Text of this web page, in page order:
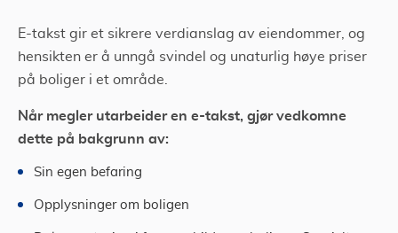
E-takst gir et sikrere verdianslag av eiendommer, og
hensikten er å unngå svindel og unaturlig høye priser
på boliger i et område.
Når megler utarbeider en e-takst, gjør vedkomne
dette på bakgrunn av:
Sin egen befaring
Opplysninger om boligen